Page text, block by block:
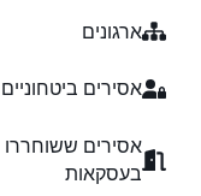
ארגונים
אסירים ביטחוניים
אסירים ששוחררו
בעסקאות